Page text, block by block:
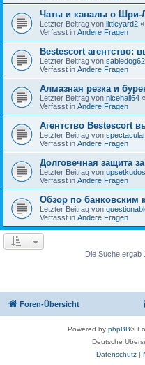
Чаты и каналы о Шри-
Letzter Beitrag von littleyard2 «
Verfasst in Andere Fragen
Bestescort агентство:
Letzter Beitrag von sabledog62
Verfasst in Andere Fragen
Алмазная резка и
Letzter Beitrag von nicehail64 «
Verfasst in Andere Fragen
Агентство Bestescort
Letzter Beitrag von
Verfasst in Andere Fragen
Долговечная защита
Letzter Beitrag von
Verfasst in Andere Fragen
Обзор по банковским
Letzter Beitrag von
Verfasst in Andere Fragen
Die Suche ergab
Foren-Übersicht
Powered by phpBB®
Deutsche
Datenschutz|